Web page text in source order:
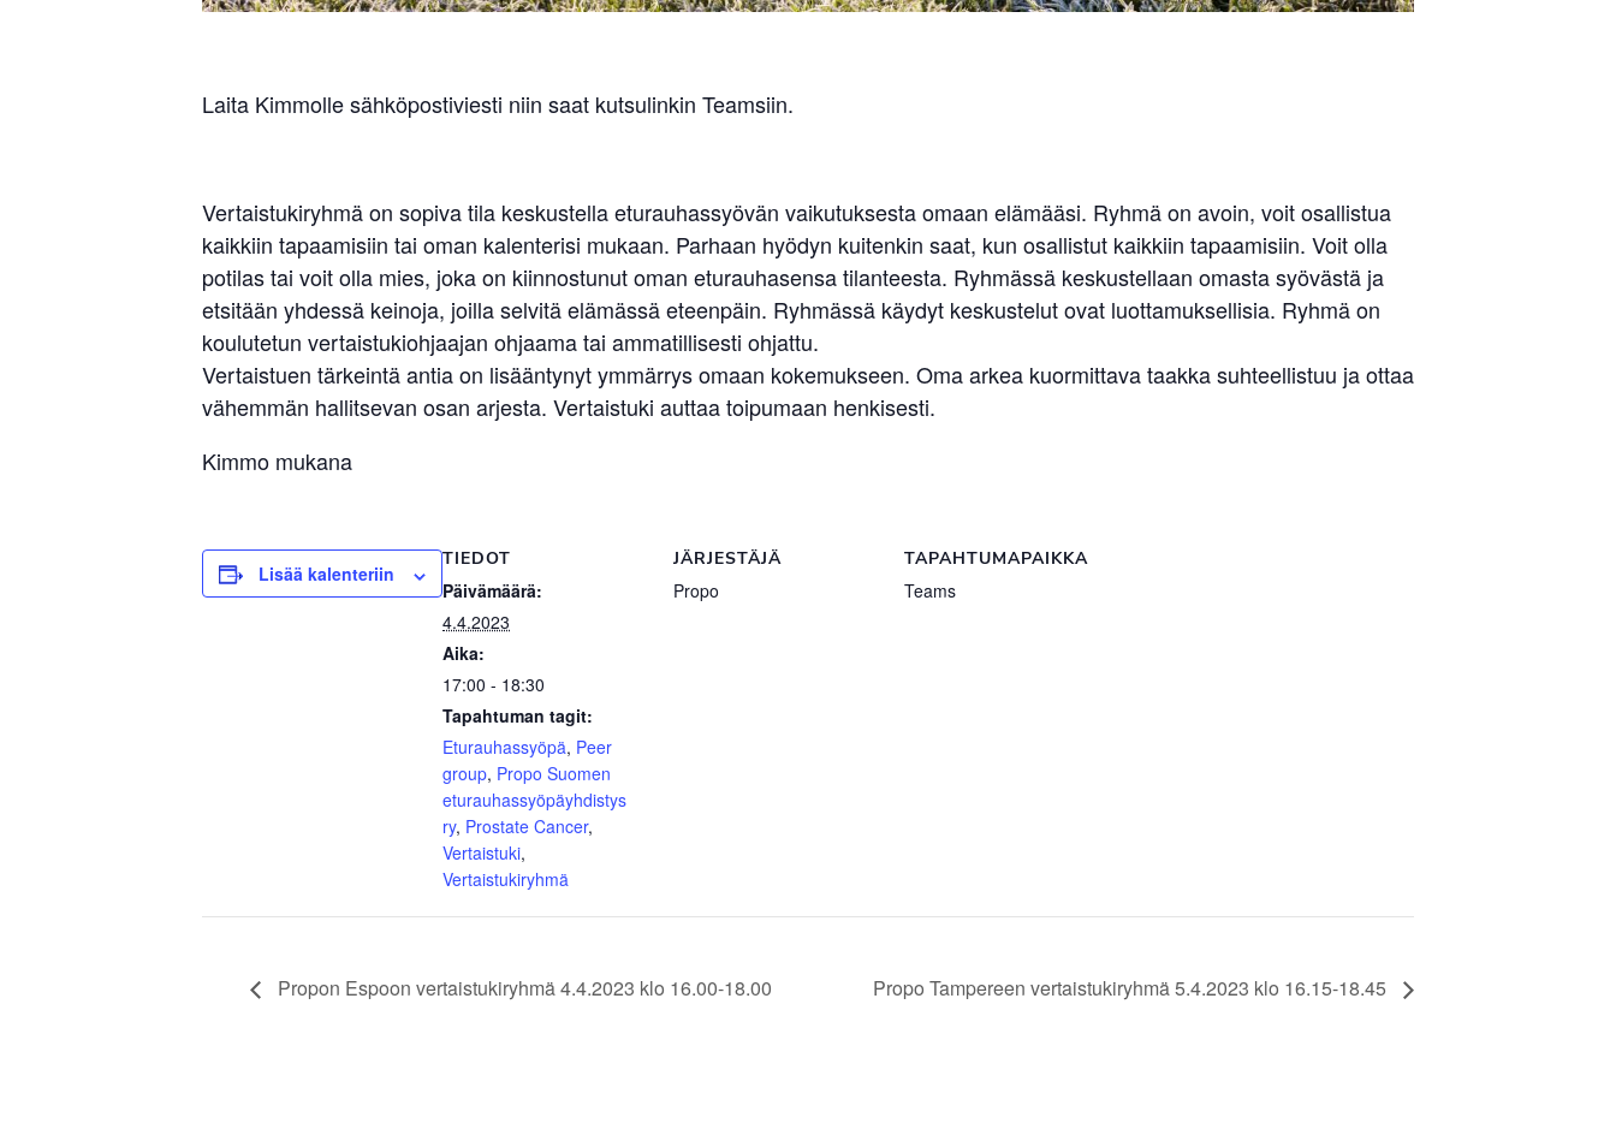
Laita Kimmolle sähköpostiviesti niin saat kutsulinkin Teamsiin.
Vertaistukiryhmä on sopiva tila keskustella eturauhassyövän vaikutuksesta omaan elämääsi. Ryhmä on avoin, voit osallistua
kaikkiin tapaamisiin tai oman kalenterisi mukaan. Parhaan hyödyn kuitenkin saat, kun osallistut kaikkiin tapaamisiin. Voit olla
potilas tai voit olla mies, joka on kiinnostunut oman eturauhasensa tilanteesta. Ryhmässä keskustellaan omasta syövästä ja
etsitään yhdessä keinoja, joilla selvitä elämässä eteenpäin. Ryhmässä käydyt keskustelut ovat luottamuksellisia. Ryhmä on
koulutetun vertaistukiohjaajan ohjaama tai ammatillisesti ohjattu.
Vertaistuen tärkeintä antia on lisääntynyt ymmärrys omaan kokemukseen. Oma arkea kuormittava taakka suhteellistuu ja ottaa
vähemmän hallitsevan osan arjesta. Vertaistuki auttaa toipumaan henkisesti.
Kimmo mukana
Lisää kalenteriin
TIEDOT
Päivämäärä:
4.4.2023
Aika:
17:00 - 18:30
Tapahtuman tagit:
Eturauhassyöpä, Peer
group, Propo Suomen
eturauhassyöpäyhdistys
ry, Prostate Cancer,
Vertaistuki,
Vertaistukiryhmä
JÄRJESTÄJÄ
Propo
TAPAHTUMAPAIKKA
Teams
Propon Espoon vertaistukiryhmä 4.4.2023 klo 16.00-18.00 Propo Tampereen vertaistukiryhmä 5.4.2023 klo 16.15-18.45